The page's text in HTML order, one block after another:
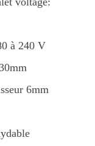
à 240 V
6mm